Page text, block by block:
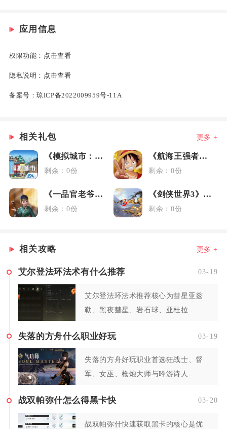
应用信息
权限功能： 点击查看
隐私说明： 点击查看
备案号：琼ICP备2022009959号-11A
相关礼包 更多 +
《模拟城市：我是市长》元旦礼包
剩余：0份
《航海王强者之路》女神节礼包
剩余：0份
《一品官老爷》3.6媒体礼包
剩余：0份
《剑侠世界3》藏剑大礼包
剩余：0份
相关攻略 更多 +
艾尔登法环法术有什么推荐 03-19
艾尔登法环法术推荐核心为彗星亚兹
勒、黑夜彗星、岩石球、亚杜拉...
失落的方舟什么职业好玩 03-19
失落的方舟好玩职业首选狂战士、督
军、女巫、枪炮大师与吟游诗人...
战双帕弥什怎么得黑卡快 03-20
战双帕弥什快速获取黑卡的核心是优